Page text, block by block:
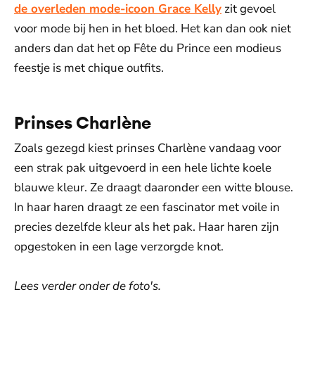
de overleden mode-icoon Grace Kelly zit gevoel
voor mode bij hen in het bloed. Het kan dan ook niet
anders dan dat het op Fête du Prince een modieus
feestje is met chique outfits.
Prinses Charlène
Zoals gezegd kiest prinses Charlène vandaag voor
een strak pak uitgevoerd in een hele lichte koele
blauwe kleur. Ze draagt daaronder een witte blouse.
In haar haren draagt ze een fascinator met voile in
precies dezelfde kleur als het pak. Haar haren zijn
opgestoken in een lage verzorgde knot.
Lees verder onder de foto's.